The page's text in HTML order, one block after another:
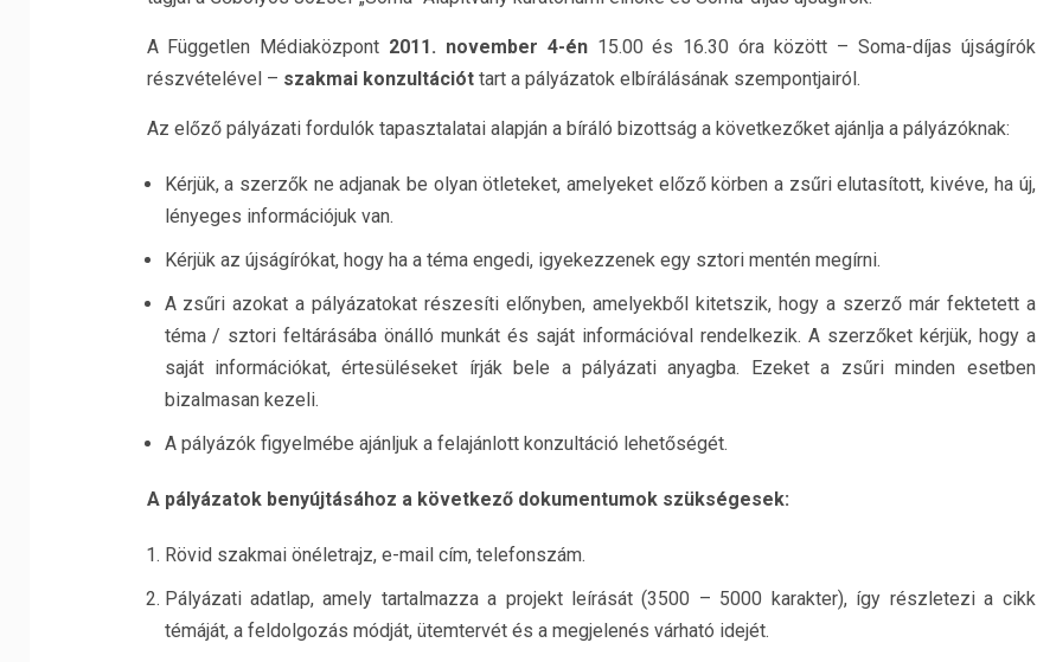
A Független Médiaközpont 2011. november 4-én15.00 és 16.30 óra között – Soma-díjas újságírók
részvételével – szakmai konzultációttart a pályázatok elbírálásának szempontjairól.
Az előző pályázati fordulók tapasztalatai alapján a bíráló bizottság a következőket ajánlja a pályázóknak:
Kérjük, a szerzők ne adjanak be olyan ötleteket, amelyeket előző körben a zsűri elutasított, kivéve, ha új,
lényeges információjuk van.
Kérjük az újságírókat, hogy ha a téma engedi, igyekezzenek egy sztori mentén megírni.
A zsűri azokat a pályázatokat részesíti előnyben, amelyekből kitetszik, hogy a szerző már fektetett a
téma / sztori feltárásába önálló munkát és saját információval rendelkezik. A szerzőket kérjük, hogy a
saját információkat, értesüléseket írják bele a pályázati anyagba. Ezeket a zsűri minden esetben
bizalmasan kezeli.
A pályázók figyelmébe ajánljuk a felajánlott konzultáció lehetőségét.
A pályázatok benyújtásához a következő dokumentumok szükségesek:
Rövid szakmai önéletrajz, e-mail cím, telefonszám.
Pályázati adatlap, amely tartalmazza a projekt leírását (3500 – 5000 karakter), így részletezi a cikk
témáját, a feldolgozás módját, ütemtervét és a megjelenés várható idejét.